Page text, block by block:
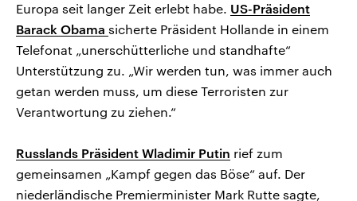
Europa seit langer Zeit erlebt habe. US-Präsident
Barack Obama sicherte Präsident Hollande in einem
Telefonat „unerschütterliche und standhafte“
Unterstützung zu. „Wir werden tun, was immer auch
getan werden muss, um diese Terroristen zur
Verantwortung zu ziehen.“
Russlands Präsident Wladimir Putin rief zum
gemeinsamen „Kampf gegen das Böse“ auf. Der
niederländische Premierminister Mark Rutte sagte,